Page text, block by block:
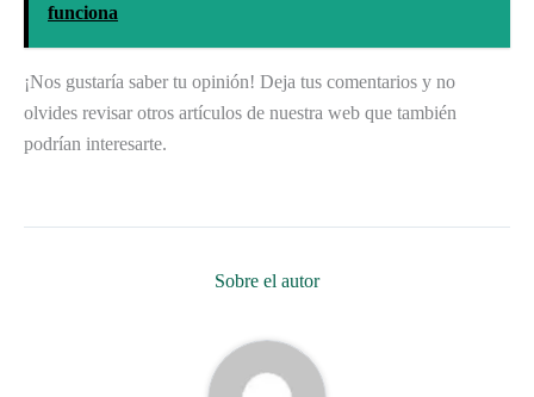
funciona
¡Nos gustaría saber tu opinión! Deja tus comentarios y no
olvides revisar otros artículos de nuestra web que también
podrían interesarte.
Sobre el autor